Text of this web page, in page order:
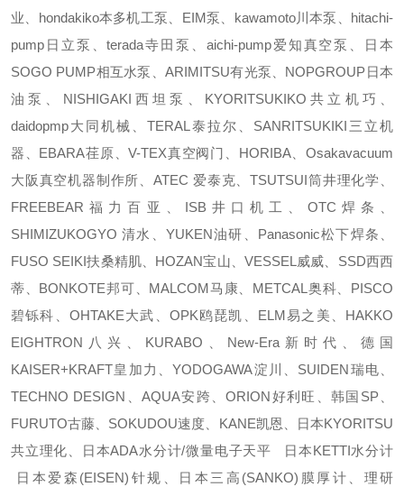
业、hondakiko本多机工泵、EIM泵、kawamoto川本泵、hitachi-
pump日立泵、terada寺田泵、aichi-pump爱知真空泵、日本
SOGO PUMP相互水泵、ARIMITSU有光泵、NOPGROUP日本
油泵、NISHIGAKI西坦泵、KYORITSUKIKO共立机巧、
daidopmp大同机械、TERAL泰拉尔、SANRITSUKIKI三立机
器、EBARA荏原、V-TEX真空阀门、HORIBA、Osakavacuum
大阪真空机器制作所、ATEC 爱泰克、TSUTSUI筒井理化学、
FREEBEAR福力百亚、ISB井口机工、OTC焊条、
SHIMIZUKOGYO 清水、YUKEN油研、Panasonic松下焊条、
FUSO SEIKI扶桑精肌、HOZAN宝山、VESSEL威威、SSD西西
蒂、BONKOTE邦可、MALCOM马康、METCAL奥科、PISCO
碧铄科、OHTAKE大武、OPK鸥琵凯、ELM易之美、HAKKO
EIGHTRON八兴、KURABO、New-Era新时代、德国
KAISER+KRAFT皇加力、YODOGAWA淀川、SUIDEN瑞电、
TECHNO DESIGN、AQUA安跨、ORION好利旺、韩国SP、
FURUTO古藤、SOKUDOU速度、KANE凯恩、日本KYORITSU
共立理化、日本ADA水分计/微量电子天平 日本KETTI水分计
日本爱森(EISEN)针规、日本三高(SANKO)膜厚计、理研